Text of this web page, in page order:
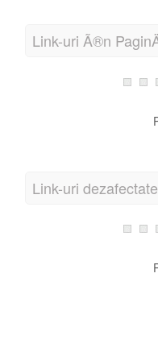
Link-uri Ã®n
Link-uri dezafectate